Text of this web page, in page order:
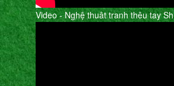
Video - Nghệ thuât tranh thêu tay Sh